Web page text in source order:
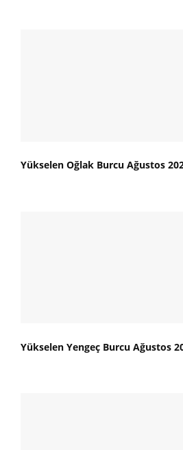
Yükselen Oğlak Burcu Ağustos
Yükselen Yengeç Burcu Ağustos